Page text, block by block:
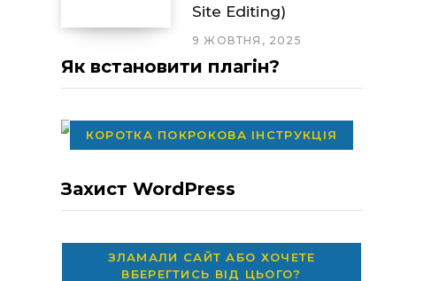
Site Editing)
9 ЖОВТНЯ, 2025
Як встановити плагін?
КОРОТКА ПОКРОКОВА ІНСТРУКЦІЯ
Захист WordPress
ЗЛАМАЛИ САЙТ АБО ХОЧЕТЕ
ВБЕРЕГТИСЬ ВІД ЦЬОГО?